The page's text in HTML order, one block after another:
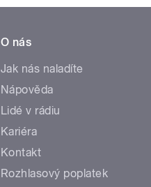
O nás
Jak nás naladíte
Nápověda
Lidé v rádiu
Kariéra
Kontakt
Rozhlasový poplatek